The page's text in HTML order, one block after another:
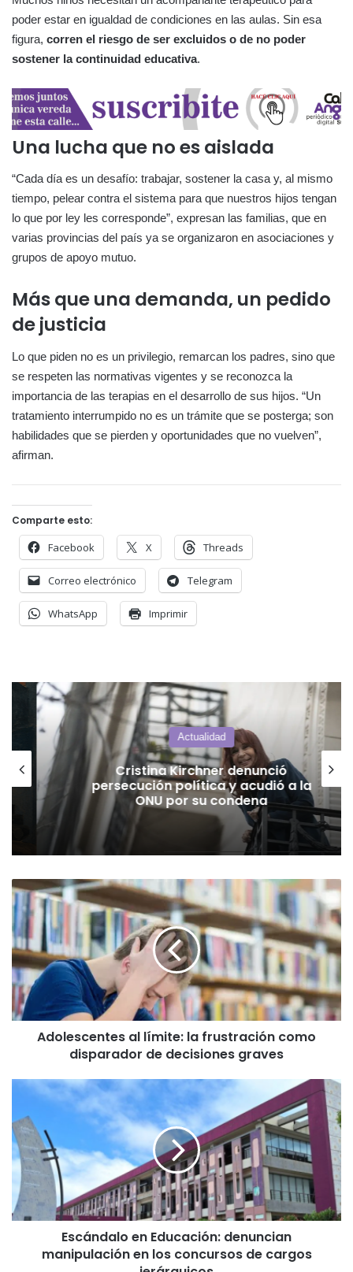
poder estar en igualdad de condiciones en las aulas. Sin esa
figura, corren el riesgo de ser excluidos o de no poder
sostener la continuidad educativa.
Una lucha que no es aislada
“Cada día es un desafío: trabajar, sostener la casa y, al mismo
tiempo, pelear contra el sistema para que nuestros hijos tengan
lo que por ley les corresponde”, expresan las familias, que en
varias provincias del país ya se organizaron en asociaciones y
grupos de apoyo mutuo.
Más que una demanda, un pedido
de justicia
Lo que piden no es un privilegio, remarcan los padres, sino que
se respeten las normativas vigentes y se reconozca la
importancia de las terapias en el desarrollo de sus hijos. “Un
tratamiento interrumpido no es un trámite que se posterga; son
habilidades que se pierden y oportunidades que no vuelven”,
afirman.
Comparte esto:
Facebook X Threads
Correo electrónico Telegram
WhatsApp Imprimir
Actualidad
Cristina Kirchner denunció
persecución política y acudió a la
ONU por su condena
Adolescentes
al
límite:
la
frustración
como
disparador
de
decisiones
gravesAdolescentes al límite: la frustración como
disparador de decisiones graves
Escándalo
Educación:
denuncian
manipulación
los
concursos
de
jerárquicos
Escándalo en Educación: denuncian
manipulación en los concursos de cargos